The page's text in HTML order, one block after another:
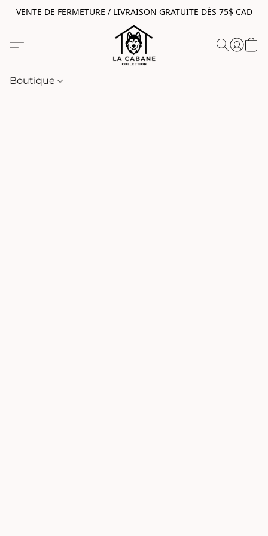
VENTE DE FERMETURE / LIVRAISON GRATUITE DÈS 75$ CAD
Boutique